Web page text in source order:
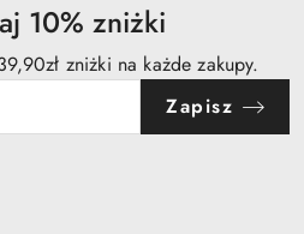
10% zniżki
zniżki na każde zakupy.
Zapisz